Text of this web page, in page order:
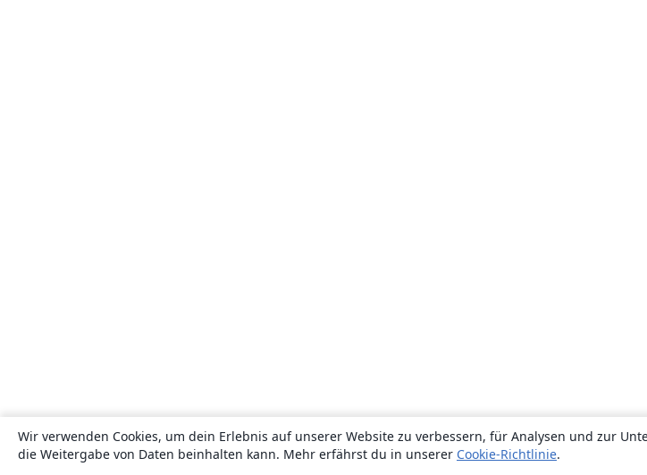
Wir verwenden Cookies, um dein Erlebnis auf unserer Website zu verbessern, für Analysen und zur
die Weitergabe von Daten beinhalten kann. Mehr erfährst du in unserer Cookie-Richtlinie.